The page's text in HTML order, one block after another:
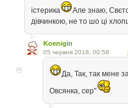
істерика
Але знаю,
дівчинкою, не то шо ці
Koenigin
05 червня 2018, 00:58
Да, Так, так мене
Овсянка, сер"